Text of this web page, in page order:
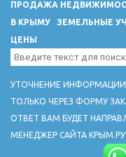
ПРОДАЖА
В КРЫМУ
ЗЕМЕЛЬНЫЕ
ЦЕНЫ
УТОЧНЕНИЕ
ТОЛЬКО ЧЕРЕЗ ФОРМУ
ОТВЕТ ВАМ БУДЕТ
МЕНЕДЖЕР САЙТА